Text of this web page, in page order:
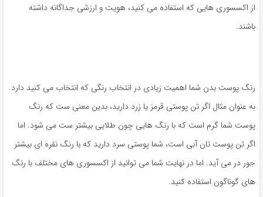
از اکسسوری هایی که استفاده می کنید، هویت و ارزشی جداگانه داشته
باشند.
رنگ پوست بدن شما اهمیت زیادی در انتخاب رنگی که انتخاب می کنید دارد.
به عنوان مثال اگر تن پوستی قرمز یا زرد دارید، بدین معنی ست که رنگ
پوست شما گرم است که با رنگ هایی چون طلایی بیشتر ست می شود. اما
اگر تن پوست تان آبی است، شما پوستی سرد دارید که با رنگ نقره ای بیشتر
جور در می آید. اما در نهایت شما می توانید از اکسسوری های مختلف با رنگ
های گوناگون استفاده کنید.